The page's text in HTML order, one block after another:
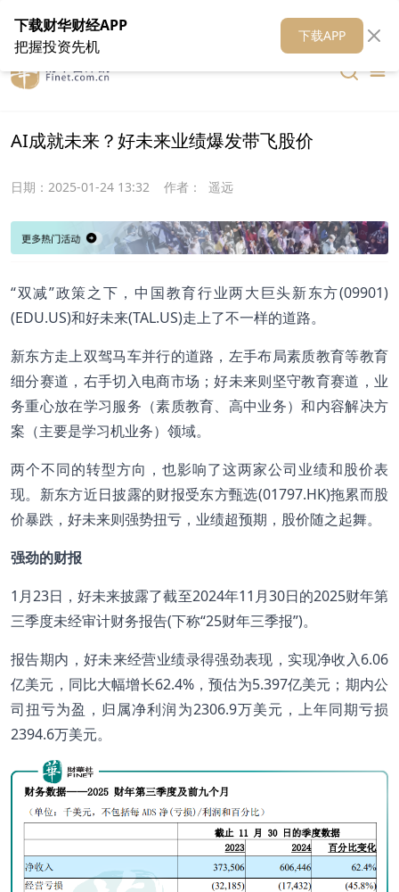
在线客服 关于我们 财华媒体矩阵 财华智库
AI成就未来？好未来业绩爆发带飞股价
日期： 2025-01-24 13:32 作者： 遥远
“双减”政策之下，中国教育行业两大巨头新东方(09901)
(EDU.US)和好未来(TAL.US)走上了不一样的道路。
新东方走上双驾马车并行的道路，左手布局素质教育等教育
细分赛道，右手切入电商市场；好未来则坚守教育赛道，业
务重心放在学习服务（素质教育、高中业务）和内容解决方
案（主要是学习机业务）领域。
两个不同的转型方向，也影响了这两家公司业绩和股价表
现。新东方近日披露的财报受东方甄选(01797.HK)拖累而股
价暴跌，好未来则强势扭亏，业绩超预期，股价随之起舞。
强劲的财报
1月23日，好未来披露了截至2024年11月30日的2025财年第
三季度未经审计财务报告(下称“25财年三季报”)。
报告期内，好未来经营业绩录得强劲表现，实现净收入6.06
亿美元，同比大幅增长62.4%，预估为5.397亿美元；期内公
司扭亏为盈，归属净利润为2306.9万美元，上年同期亏损
2394.6万美元。
下载财华财经APP
把握投资先机
下载APP